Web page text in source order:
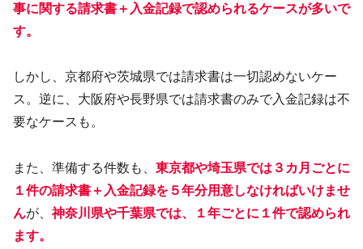
事に関する請求書＋入金記録で認められるケースが多いで
す。
しかし、京都府や茨城県では請求書は一切認めないケー
ス。逆に、大阪府や長野県では請求書のみで入金記録は不
要なケースも。
また、準備する件数も、 東京都や埼玉県では３カ月ごとに
１件の請求書＋入金記録を５年分用意しなければいけませ
んが、神奈川県や千葉県では、１年ごとに１件で認められ
ます。